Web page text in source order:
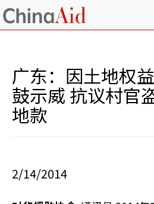
广东：因土地权
鼓示威 抗议村官
地款
2/14/2014